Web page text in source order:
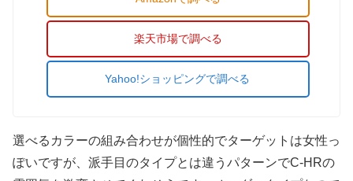
楽天市場で調べる
Yahoo!ショッピングで調べる
選べるカラーの組み合わせが個性的でターゲットは女性っ
ぽいですが、派手目のタイプとは違うパターンでC-HRの